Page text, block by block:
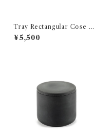
Tray Rectangular Cose M
SERAX
¥5,500